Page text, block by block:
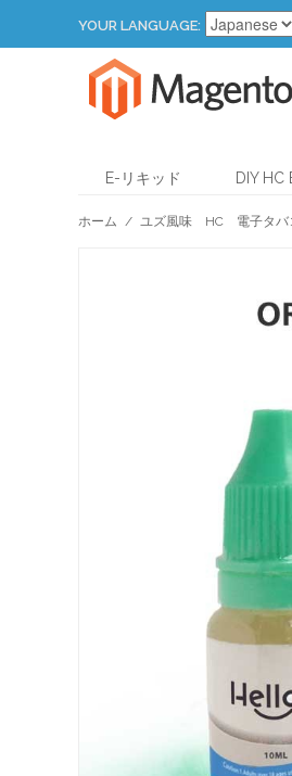
YOUR LANGUAGE:
E-リキッド DIY HC
ホーム / ユズ風味 HC 電子タバ